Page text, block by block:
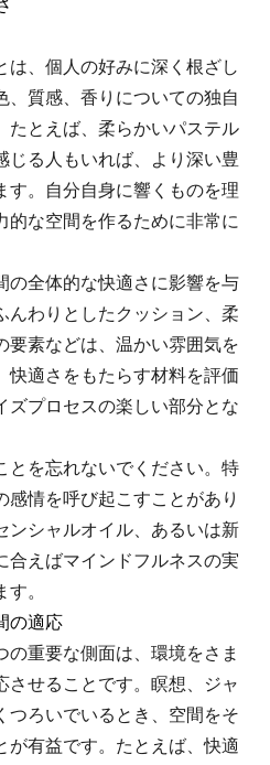
は、個人の好みに深く根ざし
、質感、香りについての独自
たとえば、柔らかいパステル
じる人もいれば、より深い豊
す。自分自身に響くものを理
的な空間を作るために非常に
の全体的な快適さに影響を与
んわりとしたクッション、柔
要素などは、温かい雰囲気を
快適さをもたらす材料を評価
ズプロセスの楽しい部分とな
とを忘れないでください。特
情を呼び起こすことがあり
ンシャルオイル、あるいは新
合えばマインドフルネスの実
。
の適応
重要な側面は、環境をさま
させることです。瞑想、ジャ
つろいでいるとき、空間をそ
が有益です。たとえば、快適